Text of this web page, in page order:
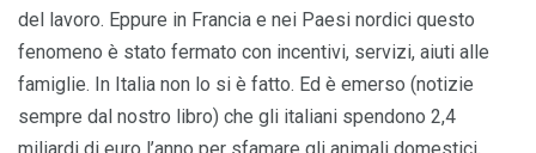
del lavoro. Eppure in Francia e nei Paesi nordici questo
fenomeno è stato fermato con incentivi, servizi, aiuti alle
famiglie. In Italia non lo si è fatto. Ed è emerso (notizie
sempre dal nostro libro) che gli italiani spendono 2,4